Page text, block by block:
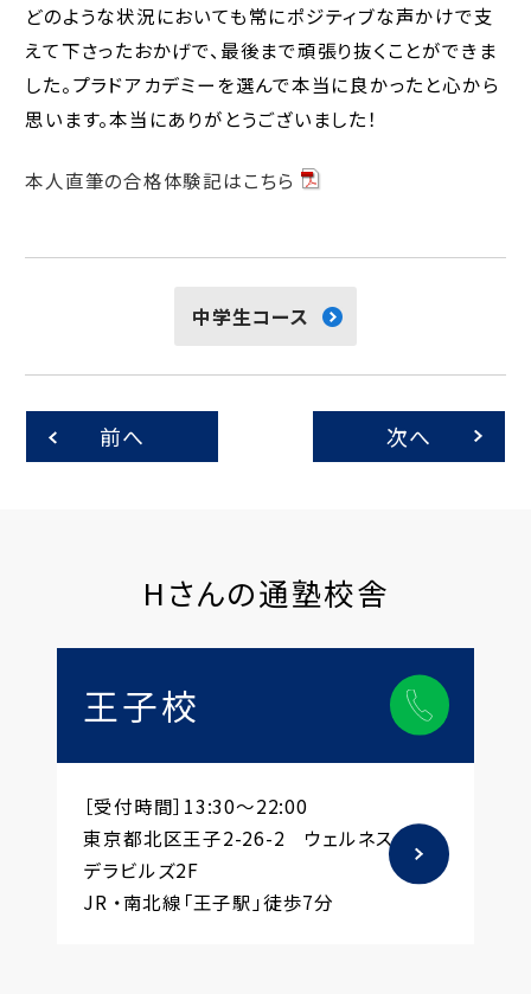
どのような状況においても常にポジティブな声かけで支
えて下さったおかげで、最後まで頑張り抜くことができま
した。プラドアカデミーを選んで本当に良かったと心から
思います。本当にありがとうございました！
本人直筆の合格体験記はこちら
中学生コース
前へ 次へ
Hさんの通塾校舎
王子校
［受付時間］13:30～22:00
東京都北区王子2-26-2 ウェルネスオク
デラビルズ2F
JR ・南北線「王子駅」徒歩7分